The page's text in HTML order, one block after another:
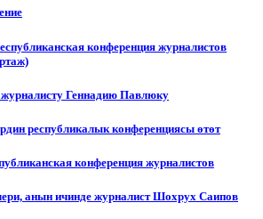
конференция журналистов
Геннадию Павлюку
республикалык конференциясы өтөт
конференция журналистов
анын ичинде журналист Шохрух Саипов